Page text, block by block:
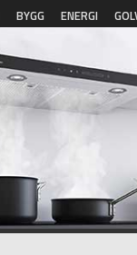
BYGG ENERGI